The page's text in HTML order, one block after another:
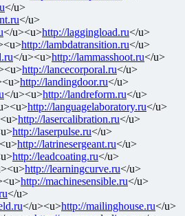
</u>
</u>
</u><u>http://laggingload.ru</u>
http://lambdatransition.ru</u>
</u><u>http://lammasshoot.ru</u>
http://lancecorporal.ru</u>
http://landingdoor.ru</u>
</u><u>http://landreform.ru</u>
http://languagelaboratory.ru</u>
http://lasercalibration.ru</u>
http://laserpulse.ru</u>
http://latrinesergeant.ru</u>
http://leadcoating.ru</u>
http://learningcurve.ru</u>
http://machinesensible.ru</u>
</u>
</u><u>http://mailinghouse.ru</u>